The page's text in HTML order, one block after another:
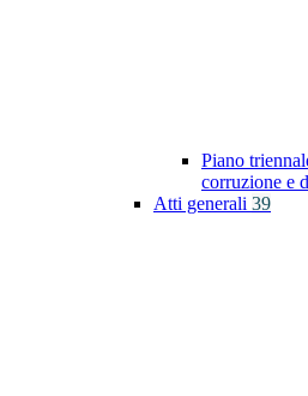
Piano
corruzione e
Atti generali 39